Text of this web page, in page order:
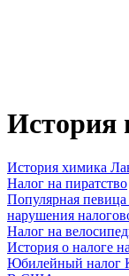
История
История химика
Налог на пиратство
Популярная
нарушения
Налог на
История о налоге
Юбилейный налог